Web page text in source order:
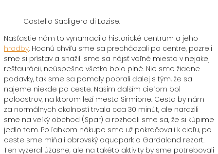
Castello Sacligero di Lazise.
Našťastie nám to vynahradilo historické centrum a jeho
hradby. Hodnú chvíľu sme sa prechádzali po centre, pozreli
sme si prístav a snažili sme sa nájsť voľné miesto v nejakej
reštaurácii, neúspešne všetko bolo plné. Nie sme žiadne
padavky, tak sme sa pomaly pobrali ďalej s tým, že sa
najeme niekde po ceste. Našim ďalším cieľom bol
poloostrov, na ktorom leží mesto Sirmione. Cesta by nám
za normálnych okolností trvala cca 30 minút, ale narazili
sme na veľký obchod (Spar) a rozhodli sme sa, že si kúpime
jedlo tam. Po ľahkom nákupe sme už pokračovali k cieľu, po
ceste sme míňali obrovský aquapark a Gardaland rezort.
Ten vyzeral úžasne, ale na takéto aktivity by sme potrebovali